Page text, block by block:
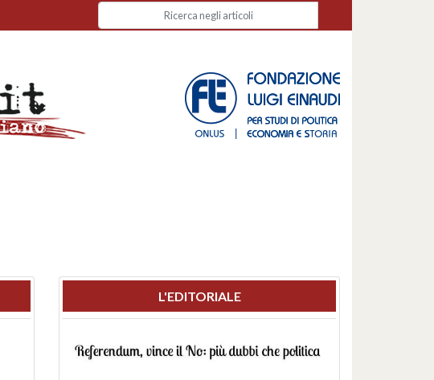
L'EDITORIALE